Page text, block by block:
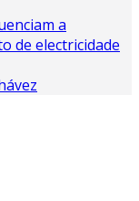
a
de electricidade